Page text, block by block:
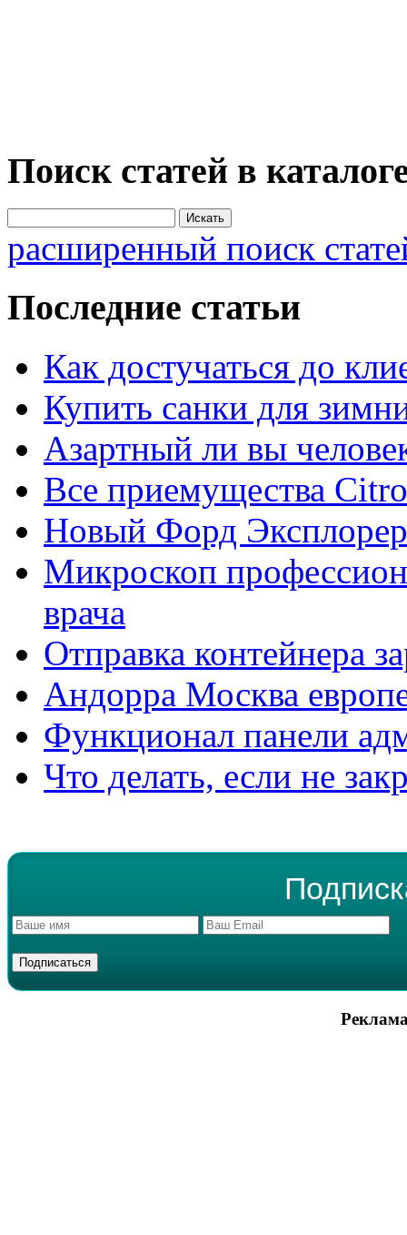
Поиск статей в
расширенный поиск
Последние статьи
Как достучаться до
Купить санки для
Азартный ли вы
Все приемущества
Новый Форд
Микроскоп
врача
Отправка контейнера
Андорра Москва
Функционал панели
Что делать, если не